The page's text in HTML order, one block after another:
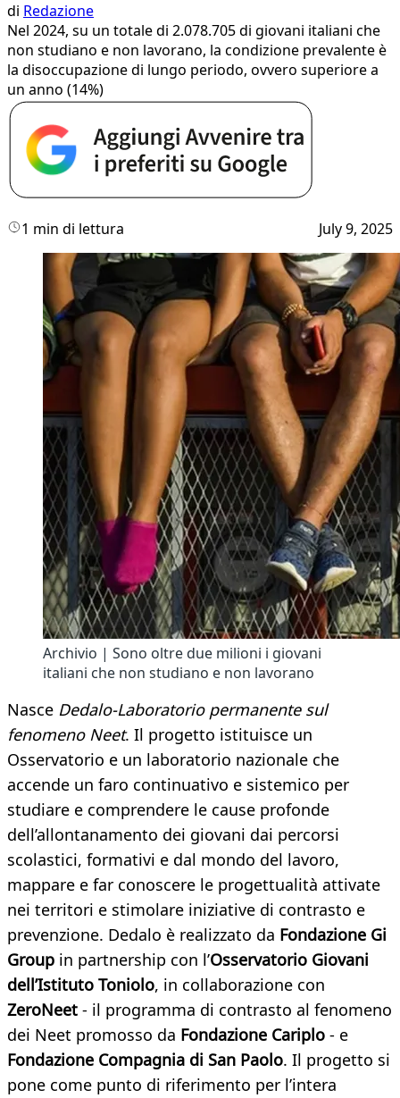
di Redazione
Nel 2024, su un totale di 2.078.705 di giovani italiani che
non studiano e non lavorano, la condizione prevalente è
la disoccupazione di lungo periodo, ovvero superiore a
un anno (14%)
1 min di lettura July 9, 2025
Archivio | Sono oltre due milioni i giovani
italiani che non studiano e non lavorano
Nasce Dedalo-Laboratorio permanente sul
fenomeno Neet. Il progetto istituisce un
Osservatorio e un laboratorio nazionale che
accende un faro continuativo e sistemico per
studiare e comprendere le cause profonde
dell’allontanamento dei giovani dai percorsi
scolastici, formativi e dal mondo del lavoro,
mappare e far conoscere le progettualità attivate
nei territori e stimolare iniziative di contrasto e
prevenzione. Dedalo è realizzato da Fondazione Gi
Group in partnership con l’Osservatorio Giovani
dell’Istituto Toniolo, in collaborazione con
ZeroNeet - il programma di contrasto al fenomeno
dei Neet promosso da Fondazione Cariplo - e
Fondazione Compagnia di San Paolo. Il progetto si
pone come punto di riferimento per l’intera